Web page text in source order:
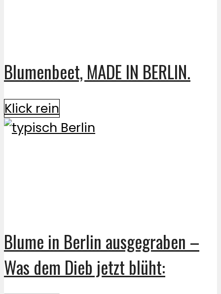
Blumenbeet, MADE IN BERLIN.
Klick rein
Blume in Berlin ausgegraben –
Was dem Dieb jetzt blüht: